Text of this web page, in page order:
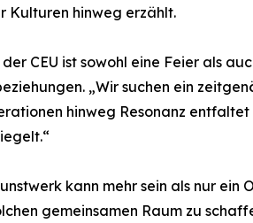
Kulturen hinweg erzählt.
CEU ist sowohl eine Feier als
„Wir suchen ein
hinweg Resonanz
kann mehr sein als nur ein
gemeinsamen Raum zu